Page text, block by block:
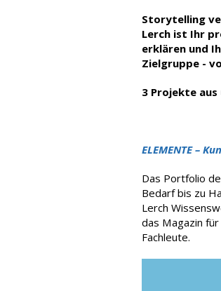
Storytelling
Lerch ist Ihr
erklären und
Zielgruppe -
3 Projekte
ELEMENTE –
Das Portfolio
Bedarf bis zu
Lerch
das Magazin
Fachleute.